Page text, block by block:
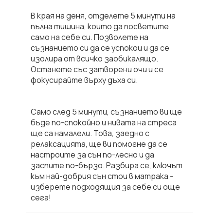
В края на деня, отделете 5 минути на
пълна тишина, които да посветите
само на себе си. Позволете на
съзнанието си да се успокои и да се
изолира от всичко заобикалящо.
Останете със затворени очи и се
фокусирайте върху дъха си.
Само след 5 минути, съзнанието ви ще
бъде по-спокойно и нивата на стреса
ще са намалели. Това, заедно с
релаксацията, ще ви помогне да се
настроите за сън по-лесно и да
заспите по-бързо. Разбира се, ключът
към най-добрия сън стои вматрака -
изберете подходящия за себе си още
сега!